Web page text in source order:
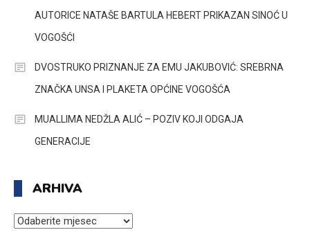
AUTORICE NATAŠE BARTULA HEBERT PRIKAZAN SINOĆ U
VOGOŠĆI
DVOSTRUKO PRIZNANJE ZA EMU JAKUBOVIĆ: SREBRNA
ZNAČKA UNSA I PLAKETA OPĆINE VOGOŠĆA
MUALLIMA NEDŽLA ALIĆ – POZIV KOJI ODGAJA
GENERACIJE
ARHIVA
ARHIVA